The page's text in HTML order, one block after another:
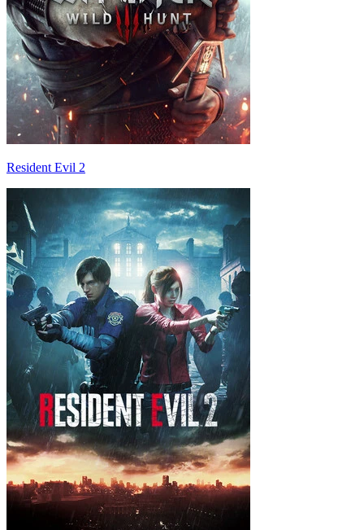
Resident Evil 2